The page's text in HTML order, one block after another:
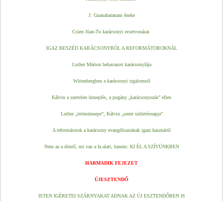
J. Gnanabaranam éneke
Csien Jüan-Tu karácsonyi ecsetvonásai
IGAZ BESZÉD KARÁCSONYRÓL A REFORMÁTOROKNÁL
Luther Márton behavazott karácsonyfája
Wittenbergben a karácsonyi irgalomról
Kálvin a szertelen ünneplés, a pogány „karácsonyozás” ellen
Luther „örömünnepe”, Kálvin „szent születésnapja”
A reformátorok a karácsony evangéliumának igazi hasznáról
Nem az a döntő, mi van a fa alatt, hanem: KI ÉL A SZÍVÜNKBEN
HARMADIK FEJEZET
ÚJESZTENDŐ
ISTEN IGÉRETEI SZÁRNYAKAT ADNAK AZ ÚJ ESZTENDŐBEN IS